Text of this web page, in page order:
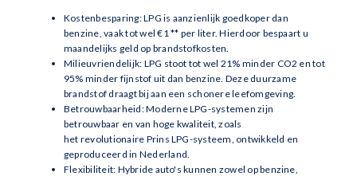
Kostenbesparing: LPG is aanzienlijk goedkoper dan
benzine, vaak tot wel €1 ** per liter. Hierdoor bespaart u
maandelijks geld op brandstofkosten.
Milieuvriendelijk: LPG stoot tot wel 21% minder CO2 en tot
95% minder fijnstof uit dan benzine. Deze duurzame
brandstof draagt bij aan een schonere leefomgeving.
Betrouwbaarheid: Moderne LPG-systemen zijn
betrouwbaar en van hoge kwaliteit, zoals
het revolutionaire Prins LPG-systeem, ontwikkeld en
geproduceerd in Nederland.
Flexibiliteit: Hybride auto's kunnen zowel op benzine,